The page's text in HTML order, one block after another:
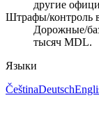
другие
Штрафы/контроль
Дорожные/
тысяч MDL.
Языки
ČeštinaDeutsch